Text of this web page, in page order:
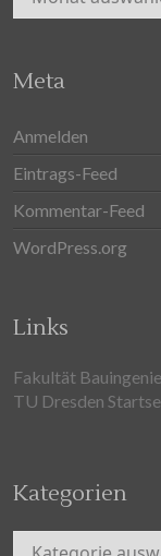
Meta
Anmelden
Eintrags-Feed
Kommentar-Feed
WordPress.org
Links
Fakultät
TU Dresden
Kategorien
Kategorien